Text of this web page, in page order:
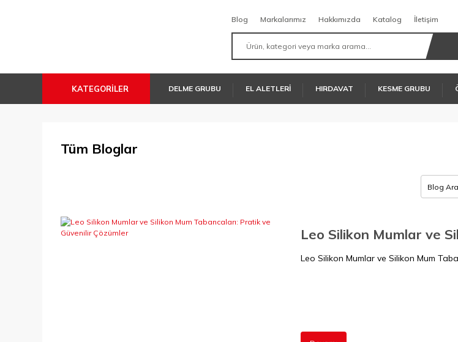
Blog Markalarımız Hakkımızda Katalog İletişim
KATEGORİLER DELME GRUBU EL ALETLERİ HIRDAVAT KESME GRUBU
Tüm Bloglar
Leo Silikon Mumlar ve Silikon Mum